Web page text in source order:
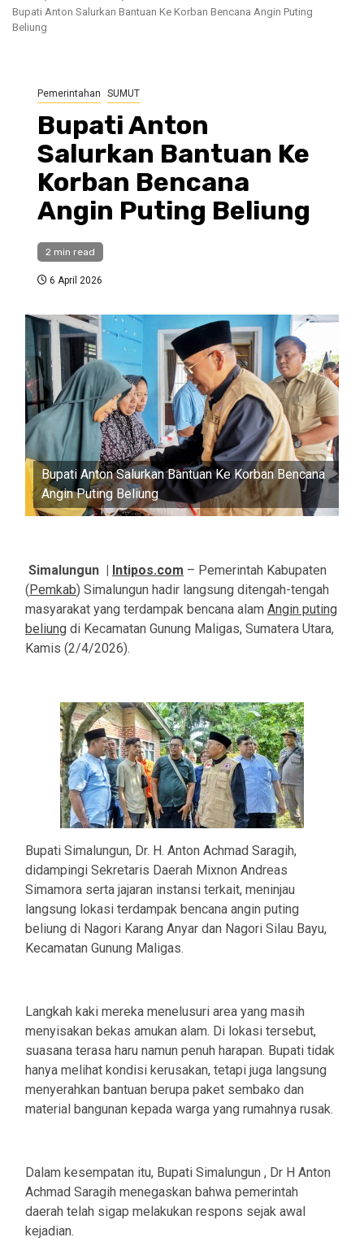
Bupati Anton Salurkan Bantuan Ke Korban Bencana Angin Puting
Beliung
Pemerintahan SUMUT
Bupati Anton
Salurkan Bantuan Ke
Korban Bencana
Angin Puting Beliung
2 min read
6 April 2026
Bupati Anton Salurkan Bantuan Ke Korban Bencana
Angin Puting Beliung
Simalungun | Intipos.com – Pemerintah Kabupaten
( Pemkab) Simalungun hadir langsung ditengah-tengah
masyarakat yang terdampak bencana alam Angin puting
beliung di Kecamatan Gunung Maligas, Sumatera Utara,
Kamis (2/4/2026).
Bupati Simalungun, Dr. H. Anton Achmad Saragih,
didampingi Sekretaris Daerah Mixnon Andreas
Simamora serta jajaran instansi terkait, meninjau
langsung lokasi terdampak bencana angin puting
beliung di Nagori Karang Anyar dan Nagori Silau Bayu,
Kecamatan Gunung Maligas.
Langkah kaki mereka menelusuri area yang masih
menyisakan bekas amukan alam. Di lokasi tersebut,
suasana terasa haru namun penuh harapan. Bupati tidak
hanya melihat kondisi kerusakan, tetapi juga langsung
menyerahkan bantuan berupa paket sembako dan
material bangunan kepada warga yang rumahnya rusak.
Dalam kesempatan itu, Bupati Simalungun , Dr H Anton
Achmad Saragih menegaskan bahwa pemerintah
daerah telah sigap melakukan respons sejak awal
kejadian.